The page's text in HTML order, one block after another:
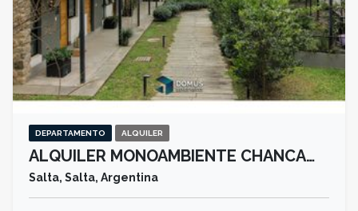
DEPARTAMENTO ALQUILER
ALQUILER MONOAMBIENTE CHANCA…
Salta, Salta, Argentina